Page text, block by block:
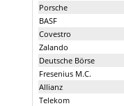
Porsche
BASF
Covestro
Zalando
Deutsche Börse
Fresenius M.C.
Allianz
Telekom